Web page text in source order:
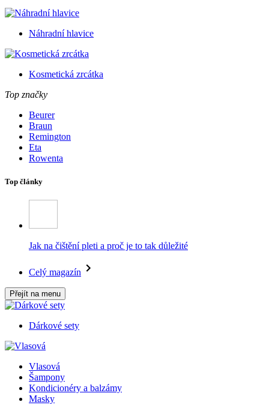
Náhradní hlavice
Kosmetická zrcátka
Top značky
Beurer
Braun
Remington
Eta
Rowenta
Top články
Jak na čištění pleti a proč je to tak důležité
Celý magazín
Přejít na menu
Dárkové sety
Vlasová
Šampony
Kondicionéry a balzámy
Masky